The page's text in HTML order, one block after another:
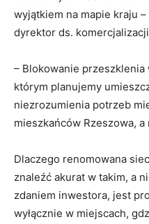
wyjątkiem na mapie kraju
dyrektor ds.
– Blokowanie
którym planujemy
niezrozumienia potrzeb
mieszkańców Rzeszowa,
Dlaczego renomowana
znaleźć akurat w takim, a
zdaniem inwestora, jest
wyłącznie w miejscach,